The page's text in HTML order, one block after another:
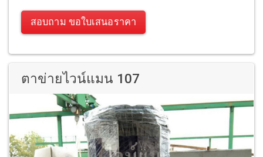
สอบถาม ขอใบเสนอราคา
ตาข่ายไวน์แมน 107